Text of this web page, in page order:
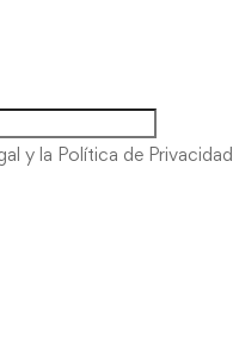
y la Política de Privacidad